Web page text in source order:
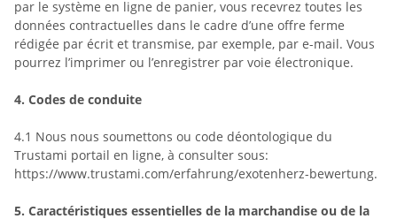
par le système en ligne de panier, vous recevrez toutes les
données contractuelles dans le cadre d’une offre ferme
rédigée par écrit et transmise, par exemple, par e-mail. Vous
pourrez l’imprimer ou l’enregistrer par voie électronique.
4. Codes de conduite
4.1 Nous nous soumettons ou code déontologique du
Trustami portail en ligne, à consulter sous:
https://www.trustami.com/erfahrung/exotenherz-bewertung.
5. Caractéristiques essentielles de la marchandise ou de la